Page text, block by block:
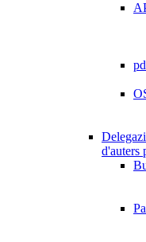
d'auters